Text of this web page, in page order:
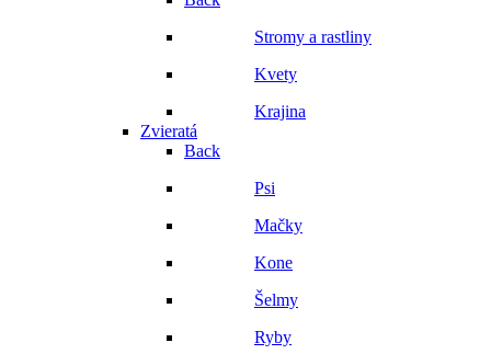
Stromy a rastliny
Kvety
Krajina
Zvieratá
Back
Psi
Mačky
Kone
Šelmy
Ryby